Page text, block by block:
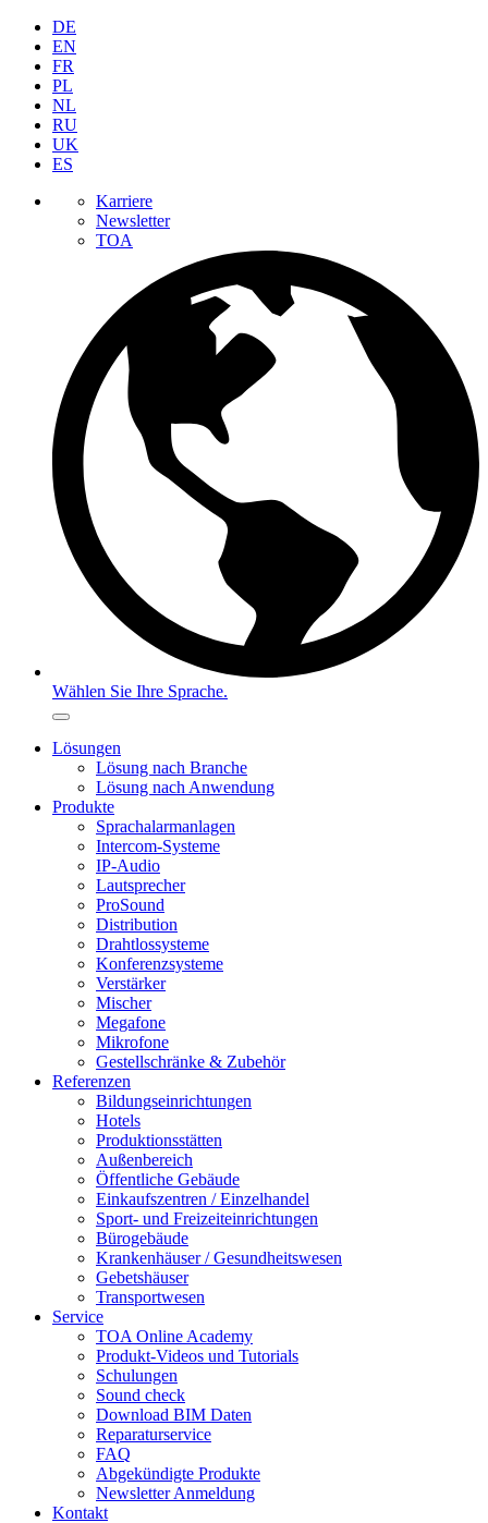
DE
EN
FR
PL
NL
RU
UK
ES
Karriere
Newsletter
TOA
Wählen Sie Ihre Sprache.
Lösungen
Lösung nach Branche
Lösung nach Anwendung
Produkte
Sprachalarmanlagen
Intercom-Systeme
IP-Audio
Lautsprecher
ProSound
Distribution
Drahtlossysteme
Konferenzsysteme
Verstärker
Mischer
Megafone
Mikrofone
Gestellschränke & Zubehör
Referenzen
Bildungseinrichtungen
Hotels
Produktionsstätten
Außenbereich
Öffentliche Gebäude
Einkaufszentren / Einzelhandel
Sport- und Freizeiteinrichtungen
Bürogebäude
Krankenhäuser / Gesundheitswesen
Gebetshäuser
Transportwesen
Service
TOA Online Academy
Produkt-Videos und Tutorials
Schulungen
Sound check
Download BIM Daten
Reparaturservice
FAQ
Abgekündigte Produkte
Newsletter Anmeldung
Kontakt